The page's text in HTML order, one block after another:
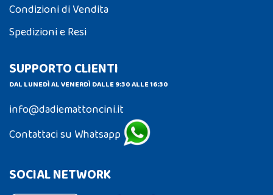
Condizioni di Vendita
Spedizioni e Resi
SUPPORTO CLIENTI
DAL LUNEDÌ AL VENERDÌ DALLE 9:30 ALLE 16:30
info@dadiemattoncini.it
Contattaci su Whatsapp
SOCIAL NETWORK